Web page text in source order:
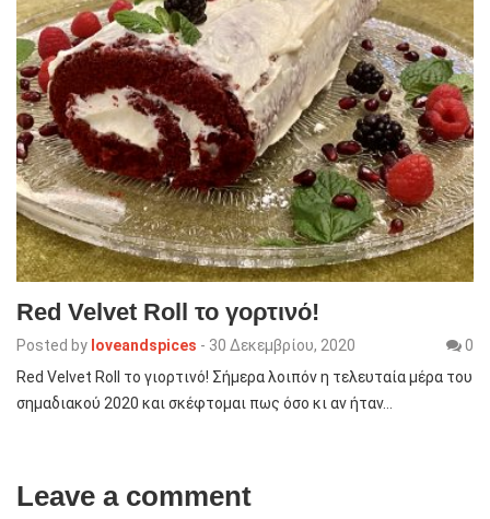
Red Velvet Roll το γορτινό!
Posted by loveandspices - 30 Δεκεμβρίου, 2020
0
Red Velvet Roll το γιορτινό! Σήμερα λοιπόν η τελευταία μέρα του
σημαδιακού 2020 και σκέφτομαι πως όσο κι αν ήταν…
Leave a comment